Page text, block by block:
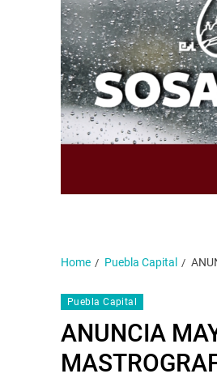
Home Puebla Capital
Puebla Capital
ANUNCIA